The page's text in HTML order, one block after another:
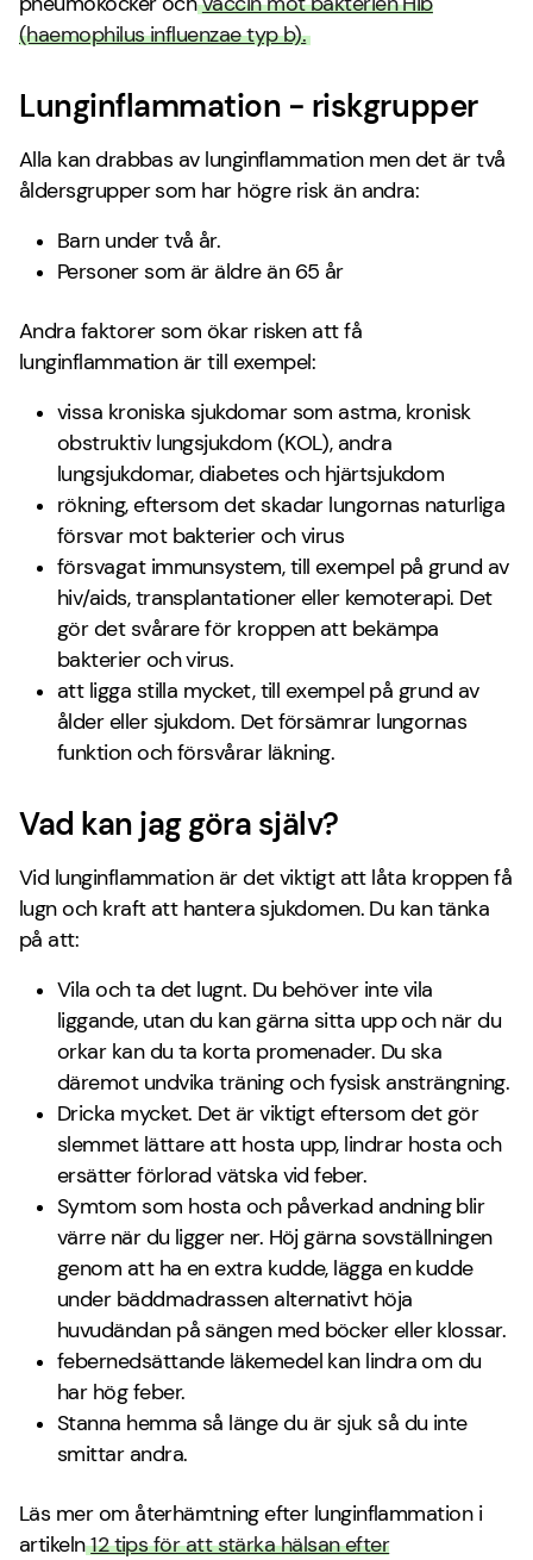
(haemophilus influenzae typ b).
Lunginflammation - riskgrupper
Alla kan drabbas av lunginflammation men det är två
åldersgrupper som har högre risk än andra:
Barn under två år.
Personer som är äldre än 65 år
Andra faktorer som ökar risken att få
lunginflammation är till exempel:
vissa kroniska sjukdomar som astma, kronisk
obstruktiv lungsjukdom (KOL), andra
lungsjukdomar, diabetes och hjärtsjukdom
rökning, eftersom det skadar lungornas naturliga
försvar mot bakterier och virus
försvagat immunsystem, till exempel på grund av
hiv/aids, transplantationer eller kemoterapi. Det
gör det svårare för kroppen att bekämpa
bakterier och virus.
att ligga stilla mycket, till exempel på grund av
ålder eller sjukdom. Det försämrar lungornas
funktion och försvårar läkning.
Vad kan jag göra själv?
Vid lunginflammation är det viktigt att låta kroppen få
lugn och kraft att hantera sjukdomen. Du kan tänka
på att:
Vila och ta det lugnt. Du behöver inte vila
liggande, utan du kan gärna sitta upp och när du
orkar kan du ta korta promenader. Du ska
däremot undvika träning och fysisk ansträngning.
Dricka mycket. Det är viktigt eftersom det gör
slemmet lättare att hosta upp, lindrar hosta och
ersätter förlorad vätska vid feber.
Symtom som hosta och påverkad andning blir
värre när du ligger ner. Höj gärna sovställningen
genom att ha en extra kudde, lägga en kudde
under bäddmadrassen alternativt höja
huvudändan på sängen med böcker eller klossar.
febernedsättande läkemedel kan lindra om du
har hög feber.
Stanna hemma så länge du är sjuk så du inte
smittar andra.
Läs mer om återhämtning efter lunginflammation i
artikeln12 tips för att stärka hälsan efter